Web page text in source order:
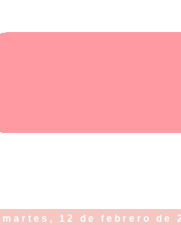
martes, 12 de febrero de